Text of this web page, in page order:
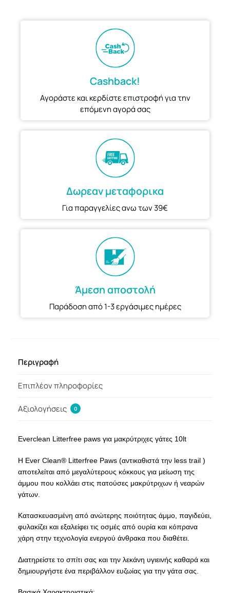
Cashback!
Αγοράστε και κερδίστε επιστροφή για την
επόμενη αγορά σας
Δωρεαν μεταφορικα
Για παραγγελίες ανω των 39€
Άμεση αποστολή
Παράδοση από 1-3 εργάσιμες ημέρες
Περιγραφή
Επιπλέον πληροφορίες
Αξιολογήσεις 0
Everclean Litterfree paws για μακρύτριχες γάτες 10lt
H Ever Clean® Litterfree Paws (αντικαθιστά την less trail )
αποτελείται από μεγαλύτερους κόκκους για μείωση της
άμμου που κολλάει στις πατούσες μακρύτριχων ή νεαρών
γάτων.
Κατασκευασμένη από ανώτερης ποιότητας άμμο, παγιδεύει,
φυλακίζει και εξαλείφει τις οσμές από ουρία και κόπρανα
χάρη στην τεχνολογία ενεργού άνθρακα που διαθέτει.
Διατηρείστε το σπίτι σας και την λεκάνη υγιεινής καθαρά και
δημιουργήστε ένα περιβάλλον ευζωίας για την γάτα σας.